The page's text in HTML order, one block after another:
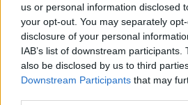
us or personal information disclosed
your opt-out. You may separately
disclosure of your personal
IAB’s list of downstream
also be disclosed by us to third
Downstream Participants that may
Share
RELATED POSTS